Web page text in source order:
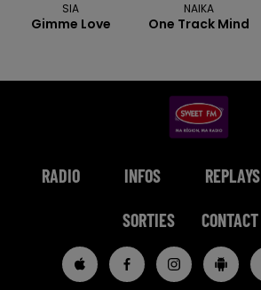
SIA
Gimme Love
NAIKA
One Track Mind
RADIO INFOS REPLAYS
SORTIES CONTACT